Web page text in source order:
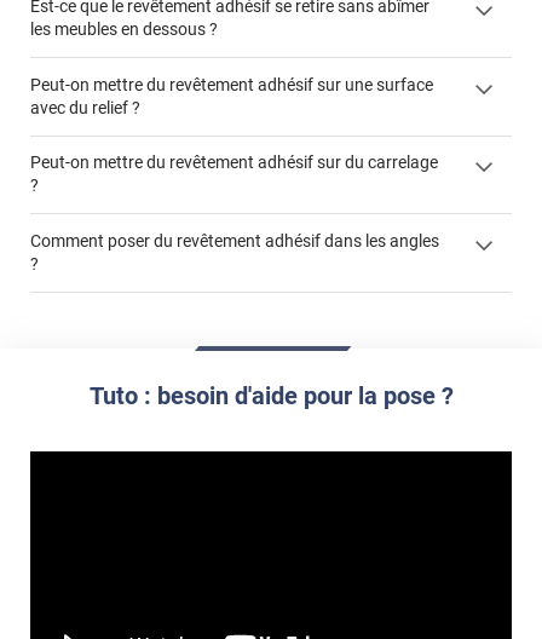
Est-ce que le revêtement adhésif se retire sans abîmer
les meubles en dessous ?
colle
Peut-on mettre du revêtement adhésif sur une surface
avec du relief ?
Peut-on mettre du revêtement adhésif sur du carrelage
?
Commander à la taille des carreaux et réappliquer un joint
propre par dessus
Comment poser du revêtement adhésif dans les angles
?
Tuto : besoin d'aide pour la pose ?